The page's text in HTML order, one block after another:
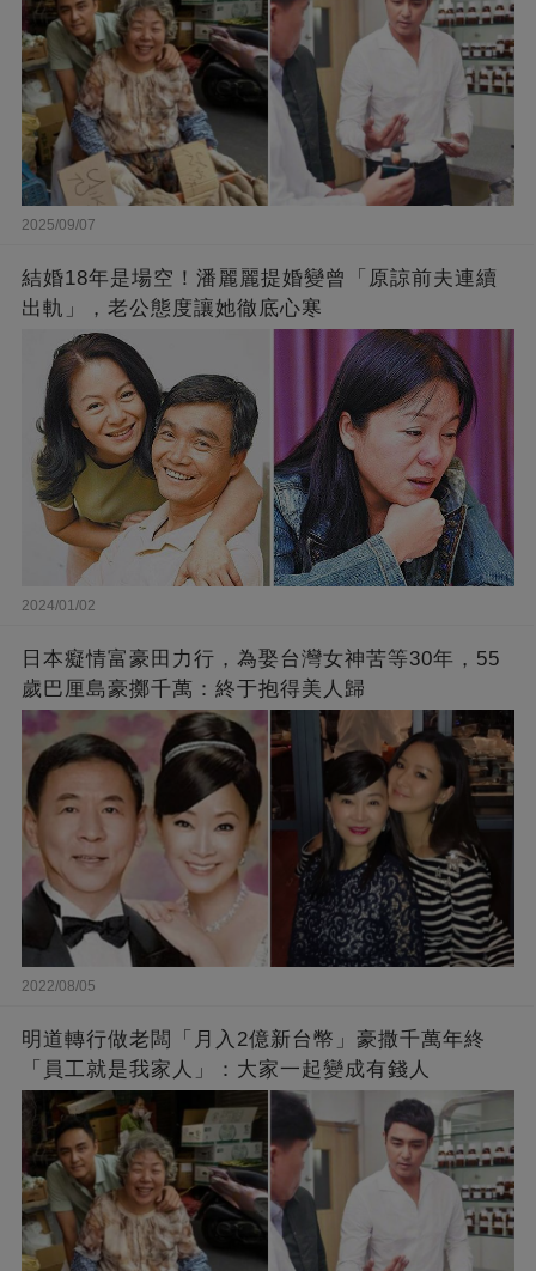
2025/09/07
結婚18年是場空！潘麗麗提婚變曾「原諒前夫連續
出軌」，老公態度讓她徹底心寒
2024/01/02
日本癡情富豪田力行，為娶台灣女神苦等30年，55
歲巴厘島豪擲千萬：終于抱得美人歸
2022/08/05
明道轉行做老闆「月入2億新台幣」豪撒千萬年終
「員工就是我家人」：大家一起變成有錢人